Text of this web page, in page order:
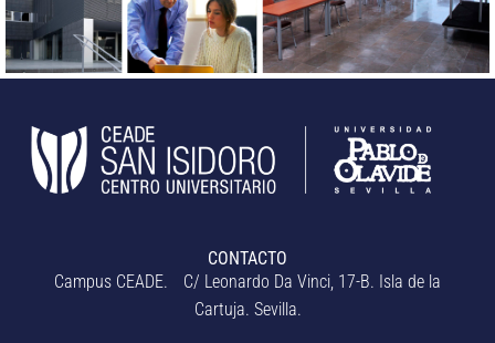
CONTACTO
Campus CEADE. C/ Leonardo Da Vinci, 17-B. Isla de la
Cartuja. Sevilla.